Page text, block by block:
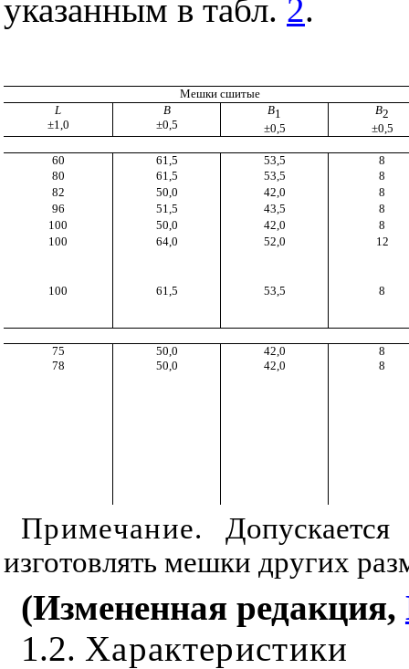
указанным в табл. 2.
Мешки сшитые
L
±1,0
В
±0,5
B1
±0,5
В2
±0,5
60 61,5 53,5
8
80
61,5 53,5
8
82
50,0 42,0
8
96
51,5 43,5
8
100
50,0 42,0
8
100
64,0 52,0 12
100 61,5 53,5 8
75 50,0 42,0
8
78
50,0 42,0 8
Примечание.
изготовлять мешки других
(Измененная редакция,
1.2. Характеристики